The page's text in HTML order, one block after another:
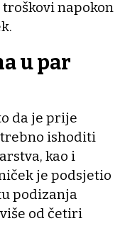
troškovi napokon
u par
da je prije
ishoditi
kao i
je podsjetio
podizanja
od četiri